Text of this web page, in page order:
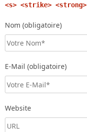
<s> <strike> <strong>
Nom (obligatoire)
E-Mail (obligatoire)
Website